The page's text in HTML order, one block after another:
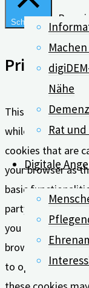
Nähe
Rat
Digitale
Schließen
Privacy
This website uses
while you
cookies that are
your browser as
basic
party cookies that
you use this
browser only with
to opt-out of